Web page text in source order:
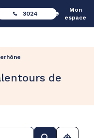
3024
Mon
espace
de